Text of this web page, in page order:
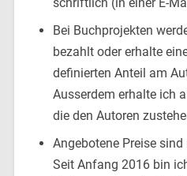
Bei Buchprojekten
bezahlt oder erhalte
definierten Anteil am
Ausserdem erhalte ich
die den Autoren
Angebotene Preise
Seit Anfang 2016 bin